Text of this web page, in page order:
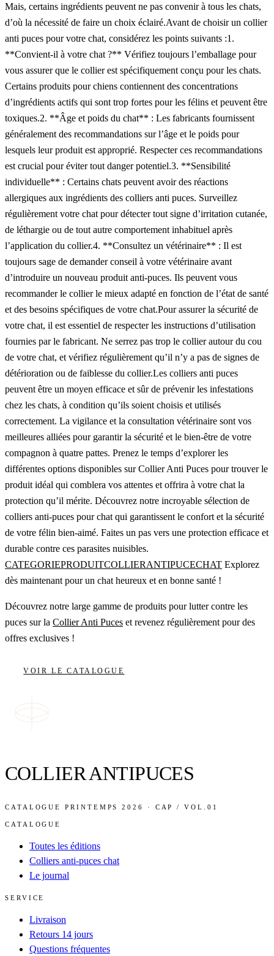
Mais, certains ingrédients peuvent ne pas convenir à tous les chats,
d’où la nécessité de faire un choix éclairé.Avant de choisir un collier
anti puces pour votre chat, considérez les points suivants :1.
**Convient-il à votre chat ?** Vérifiez toujours l’emballage pour
vous assurer que le collier est spécifiquement conçu pour les chats.
Certains produits pour chiens contiennent des concentrations
d’ingrédients actifs qui sont trop fortes pour les félins et peuvent être
toxiques.2. **Âge et poids du chat** : Les fabricants fournissent
généralement des recommandations sur l’âge et le poids pour
lesquels leur produit est approprié. Respecter ces recommandations
est crucial pour éviter tout danger potentiel.3. **Sensibilité
individuelle** : Certains chats peuvent avoir des réactions
allergiques aux ingrédients des colliers anti puces. Surveillez
régulièrement votre chat pour détecter tout signe d’irritation cutanée,
de léthargie ou de tout autre comportement inhabituel après
l’application du collier.4. **Consultez un vétérinaire** : Il est
toujours sage de demander conseil à votre vétérinaire avant
d’introduire un nouveau produit anti-puces. Ils peuvent vous
recommander le collier le mieux adapté en fonction de l’état de santé
et des besoins spécifiques de votre chat.Pour assurer la sécurité de
votre chat, il est essentiel de respecter les instructions d’utilisation
fournies par le fabricant. Ne serrez pas trop le collier autour du cou
de votre chat, et vérifiez régulièrement qu’il n’y a pas de signes de
détérioration ou de faiblesse du collier.Les colliers anti puces
peuvent être un moyen efficace et sûr de prévenir les infestations
chez les chats, à condition qu’ils soient choisis et utilisés
correctement. La vigilance et la consultation vétérinaire sont vos
meilleures alliées pour garantir la sécurité et le bien-être de votre
compagnon à quatre pattes. Prenez le temps d’explorer les
différentes options disponibles sur Collier Anti Puces pour trouver le
produit idéal qui comblera vos attentes et offrira à votre chat la
protection qu’il mérite. Découvrez notre incroyable sélection de
colliers anti-puces pour chat qui garantissent le confort et la sécurité
de votre félin bien-aimé. Faites un pas vers une protection efficace et
durable contre ces parasites nuisibles.
CATEGORIEPRODUITCOLLIERANTIPUCECHAT Explorez
dès maintenant pour un chat heureux et en bonne santé !
Découvrez notre large gamme de produits pour lutter contre les
puces sur la Collier Anti Puces et revenez régulièrement pour des
offres exclusives !
VOIR LE CATALOGUE
COLLIER ANTIPUCES
CATALOGUE PRINTEMPS 2026 · CAP / VOL.01
CATALOGUE
Toutes les éditions
Colliers anti-puces chat
Le journal
SERVICE
Livraison
Retours 14 jours
Questions fréquentes